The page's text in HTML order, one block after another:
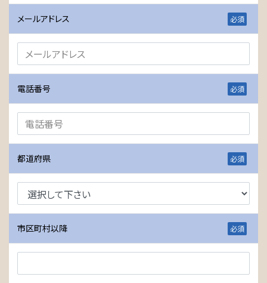
メールアドレス
電話番号
都道府県
市区町村以降